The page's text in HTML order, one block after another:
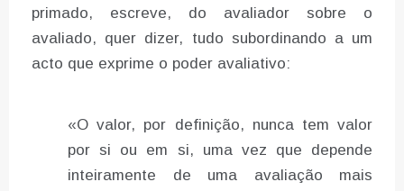
primado, escreve, do avaliador sobre o
avaliado, quer dizer, tudo subordinando a um
acto que exprime o poder avaliativo:
«O valor, por definição, nunca tem valor
por si ou em si, uma vez que depende
inteiramente de uma avaliação mais